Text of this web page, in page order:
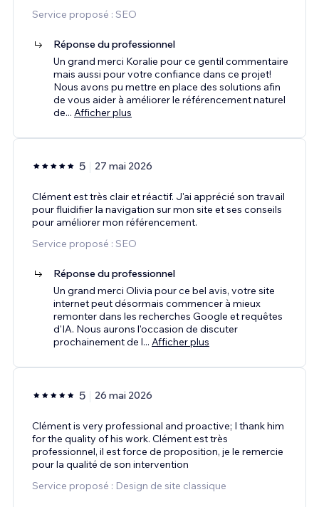
Service proposé : SEO
Réponse du professionnel
Un grand merci Koralie pour ce gentil commentaire
mais aussi pour votre confiance dans ce projet!
Nous avons pu mettre en place des solutions afin
de vous aider à améliorer le référencement naturel
de... Afficher plus
5 27 mai 2026
Clément est très clair et réactif. J'ai apprécié son travail
pour fluidifier la navigation sur mon site et ses conseils
pour améliorer mon référencement.
Service proposé : SEO
Réponse du professionnel
Un grand merci Olivia pour ce bel avis, votre site
internet peut désormais commencer à mieux
remonter dans les recherches Google et requêtes
d'IA. Nous aurons l'occasion de discuter
prochainement de l... Afficher plus
5 26 mai 2026
Clément is very professional and proactive; I thank him
for the quality of his work. Clément est très
professionnel, il est force de proposition, je le remercie
pour la qualité de son intervention
Service proposé : Design de site classique